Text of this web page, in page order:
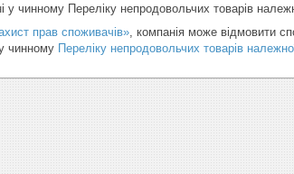
у чинному Переліку непродовольчих товарів
прав споживачів», компанія може відмовити
чинному Переліку непродовольчих товарів